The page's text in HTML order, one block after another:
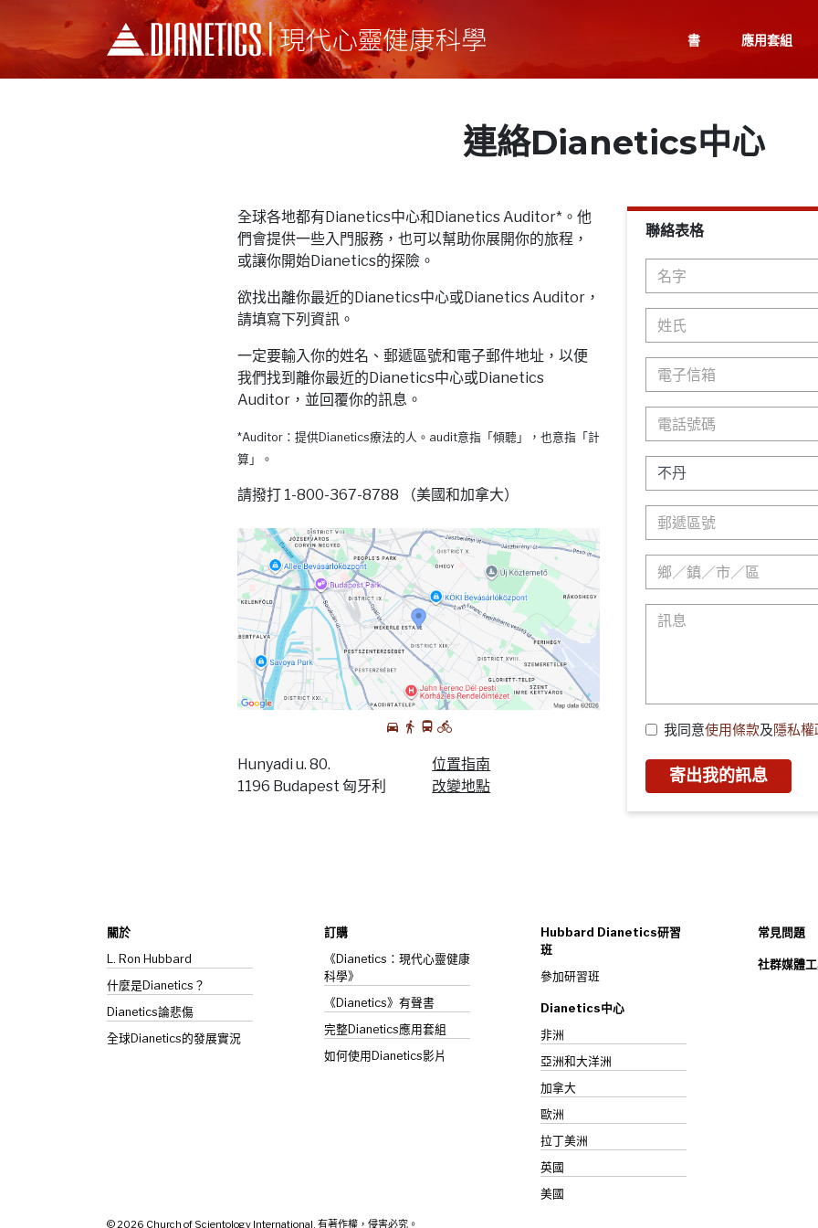
書 應用套組
連絡Dianetics中心
全球各地都有Dianetics中心和Dianetics Auditor*。他
們會提供一些入門服務，也可以幫助你展開你的旅程，
或讓你開始Dianetics的探險。
欲找出離你最近的Dianetics中心或Dianetics Auditor，
請填寫下列資訊。
一定要輸入你的姓名、郵遞區號和電子郵件地址，以便
我們找到離你最近的Dianetics中心或Dianetics
Auditor，並回覆你的訊息。
*Auditor：提供Dianetics療法的人。audit意指「傾聽」，也意指「計
算」。
請撥打 1-800-367-8788 （美國和加拿大）
Hunyadi u. 80.
1196 Budapest 匈牙利
位置指南
改變地點
聯絡表格
我同意使用條款及隱私權
寄出我的訊息
關於
L. Ron Hubbard
什麼是Dianetics？
Dianetics論悲傷
全球Dianetics的發展實況
訂購
《Dianetics：現代心靈健康
科學》
《Dianetics》有聲書
完整Dianetics應用套組
如何使用Dianetics影片
Hubbard Dianetics研習
班
參加研習班
Dianetics中心
非洲
亞洲和大洋洲
加拿大
歐洲
拉丁美洲
英國
美國
常見問題
社群媒體
© 2026 Church of Scientology International. 有著作權，侵害必究。